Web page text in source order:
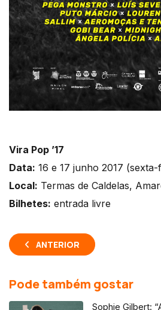
Vira Pop ’17
Data: 16 e 17 junho 2017
Local: Termas de Caldelas,
Bilhetes: entrada livre
ANTERIOR
Pode também gostar
Sophie Gilbert: